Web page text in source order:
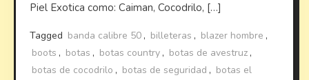
Piel Exotica como: Caiman, Cocodrilo, […]
Tagged banda calibre 50 , billeteras , blazer hombre ,
boots , botas , botas country , botas de avestruz ,
botas de cocodrilo , botas de seguridad , botas el